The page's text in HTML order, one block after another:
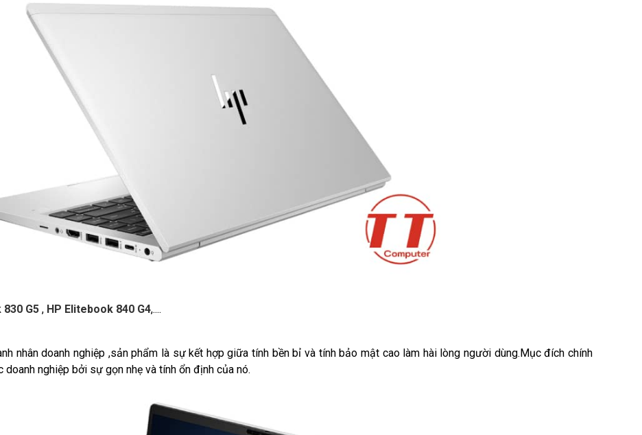
G5 , HP Elitebook 840 G4,....
nhân doanh nghiệp ,sản phẩm là sự kết hợp giữa tính bền bỉ và tính bảo mật cao làm hài lòng người dùng.Mục đích chính
nghiệp bởi sự gọn nhẹ và tính ổn định của nó.